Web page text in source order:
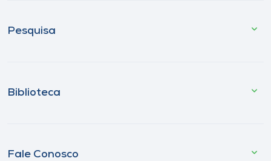
Pesquisa
Biblioteca
Fale Conosco